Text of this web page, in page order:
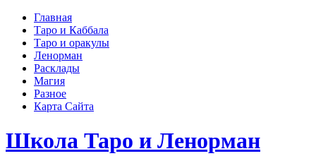
Главная
Таро и Каббала
Таро и оракулы
Ленорман
Расклады
Магия
Разное
Карта Сайта
Школа Таро и Ленорман